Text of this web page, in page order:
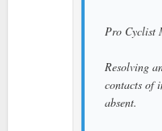
Pro Cyclist
Resolving
contacts of
absent.